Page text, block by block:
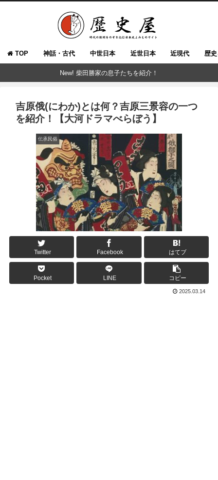
TOP 神話・古代 中世日本 近世日本 近現代 歴
New! 柴田勝家の息子たちを紹介！
吉原俄(にわか)とは何？吉原三景容の一つ
を紹介！【大河ドラマべらぼう】
伝承民俗
Twitter Facebook はてブ
Pocket LINE コピー
2025.03.14